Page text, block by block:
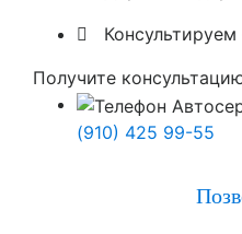
 Консультируем
Получите
(910) 425 99-55